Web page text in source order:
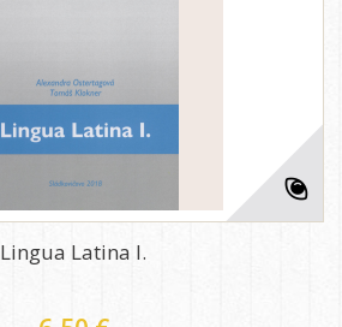
Lingua Latina I.